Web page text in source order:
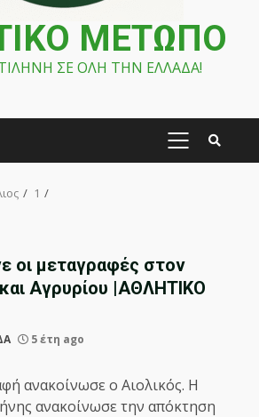
ΜΕΤΩΠΟ
ΣΕ ΟΛΗ ΤΗΝ ΕΛΛΑΔΑ!
PRIMARY
1
οι μεταγραφές στον
Αγρυρίου |ΑΘΛΗΤΙΚΟ
5 έτη ago
ανακοίνωσε ο Αιολικός. Η
ανακοίνωσε την απόκτηση